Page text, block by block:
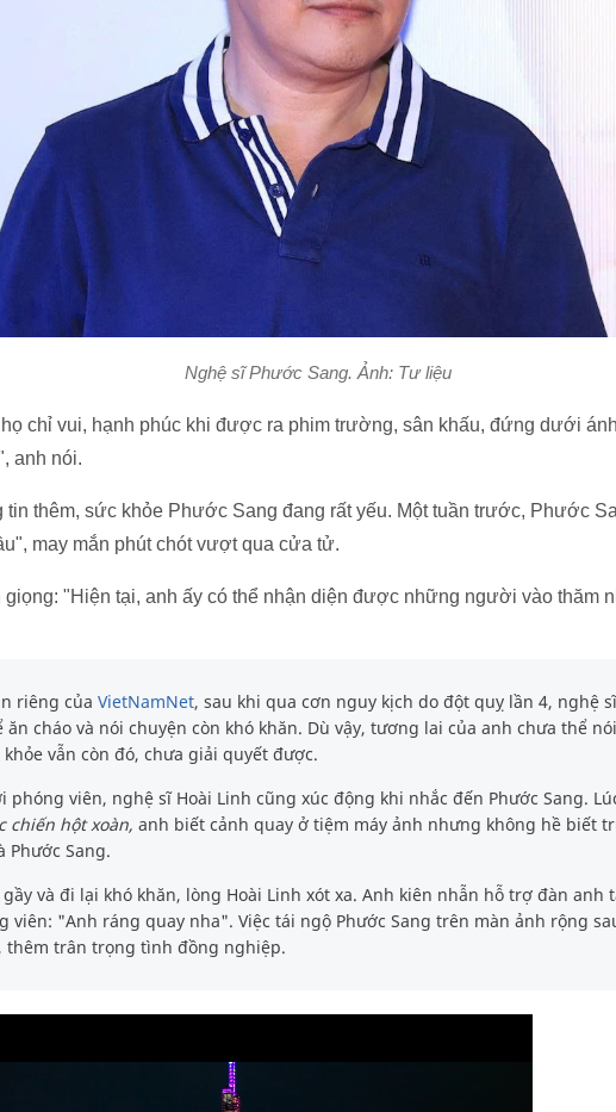
Nghệ sĩ Phước Sang. Ảnh: Tư liệu
chỉ vui, hạnh phúc khi được ra phim trường, sân khấu, đứng dưới
anh nói.
tin thêm, sức khỏe Phước Sang đang rất yếu. Một tuần trước, Phước
may mắn phút chót vượt qua cửa tử.
"Hiện tại, anh ấy có thể nhận diện được những người vào thăm
riêng của VietNamNet, sau khi qua cơn nguy kịch do đột quỵ lần 4, nghệ
ăn cháo và nói chuyện còn khó khăn. Dù vậy, tương lai của anh chưa thể
vẫn còn đó, chưa giải quyết được.
phóng viên, nghệ sĩ Hoài Linh cũng xúc động khi nhắc đến Phước Sang.
chiến hột xoàn, anh biết cảnh quay ở tiệm máy ảnh nhưng không hề biết
Phước Sang.
và đi lại khó khăn, lòng Hoài Linh xót xa. Anh kiên nhẫn hỗ trợ đàn anh
viên: "Anh ráng quay nha". Việc tái ngộ Phước Sang trên màn ảnh rộng
thêm trân trọng tình đồng nghiệp.